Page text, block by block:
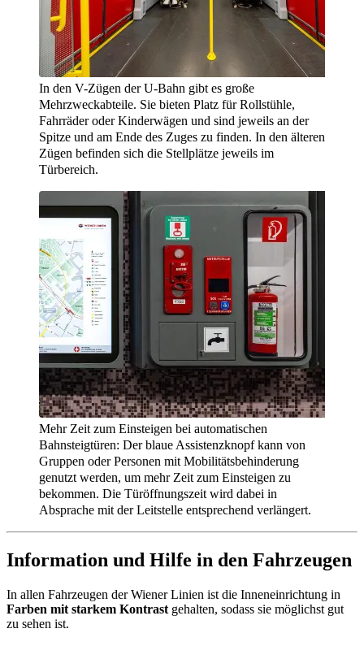
In den V-Zügen der U-Bahn gibt es große
Mehrzweckabteile. Sie bieten Platz für Rollstühle,
Fahrräder oder Kinderwägen und sind jeweils an der
Spitze und am Ende des Zuges zu finden. In den älteren
Zügen befinden sich die Stellplätze jeweils im
Türbereich.
Mehr Zeit zum Einsteigen bei automatischen
Bahnsteigtüren: Der blaue Assistenzknopf kann von
Gruppen oder Personen mit Mobilitätsbehinderung
genutzt werden, um mehr Zeit zum Einsteigen zu
bekommen. Die Türöffnungszeit wird dabei in
Absprache mit der Leitstelle entsprechend verlängert.
Information und Hilfe in den Fahrzeugen
In allen Fahrzeugen der Wiener Linien ist die Inneneinrichtung in
Farben mit starkem Kontrast gehalten, sodass sie möglichst gut
zu sehen ist.